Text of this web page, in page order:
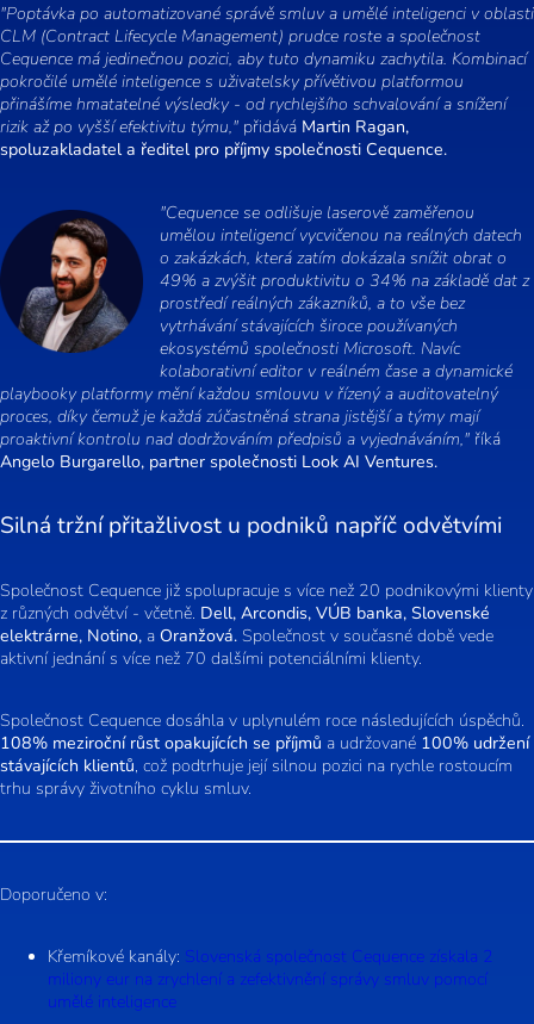
"Poptávka po automatizované správě smluv a umělé inteligenci v oblasti
CLM (Contract Lifecycle Management) prudce roste a společnost
Cequence má jedinečnou pozici, aby tuto dynamiku zachytila. Kombinací
pokročilé umělé inteligence s uživatelsky přívětivou platformou
přinášíme hmatatelné výsledky - od rychlejšího schvalování a snížení
rizik až po vyšší efektivitu týmu," přidává Martin Ragan,
spoluzakladatel a ředitel pro příjmy společnosti Cequence.
"Cequence se odlišuje laserově zaměřenou
umělou inteligencí vycvičenou na reálných datech
o zakázkách, která zatím dokázala snížit obrat o
49% a zvýšit produktivitu o 34% na základě dat z
prostředí reálných zákazníků, a to vše bez
vytrhávání stávajících široce používaných
ekosystémů společnosti Microsoft. Navíc
kolaborativní editor v reálném čase a dynamické
playbooky platformy mění každou smlouvu v řízený a auditovatelný
proces, díky čemuž je každá zúčastněná strana jistější a týmy mají
proaktivní kontrolu nad dodržováním předpisů a vyjednáváním," říká
Angelo Burgarello, partner společnosti Look AI Ventures.
Silná tržní přitažlivost u podniků napříč odvětvími
Společnost Cequence již spolupracuje s více než 20 podnikovými klienty
z různých odvětví - včetně. Dell, Arcondis, VÚB banka, Slovenské
elektrárne, Notino, a Oranžová. Společnost v současné době vede
aktivní jednání s více než 70 dalšími potenciálními klienty.
Společnost Cequence dosáhla v uplynulém roce následujících úspěchů.
108% meziroční růst opakujících se příjmů a udržované 100% udržení
stávajících klientů, což podtrhuje její silnou pozici na rychle rostoucím
trhu správy životního cyklu smluv.
Doporučeno v:
Křemíkové kanály: Slovenská společnost Cequence získala 2
miliony eur na zrychlení a zefektivnění správy smluv pomocí
umělé inteligence